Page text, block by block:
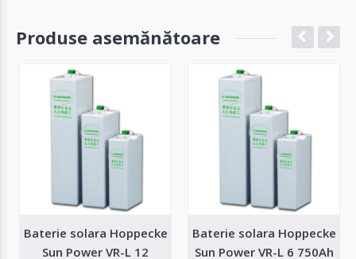
Produse asemănătoare
Baterie solara Hoppecke
Sun Power VR-L 12
Baterie solara Hoppecke
Sun Power VR-L 6 750Ah